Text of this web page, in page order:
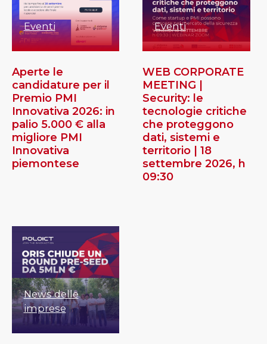
Eventi
Aperte le
candidature per il
Premio PMI
Innovativa 2026: in
palio 5.000 € alla
migliore PMI
Innovativa
piemontese
Eventi
WEB CORPORATE
MEETING |
Security: le
tecnologie critiche
che proteggono
dati, sistemi e
territorio | 18
settembre 2026, h
09:30
News delle
imprese